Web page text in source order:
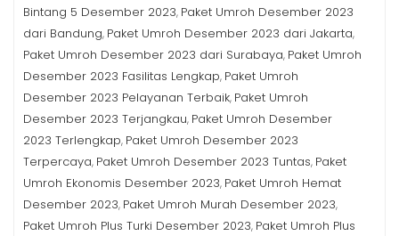
Bintang 5 Desember 2023, Paket Umroh Desember 2023
dari Bandung, Paket Umroh Desember 2023 dari Jakarta,
Paket Umroh Desember 2023 dari Surabaya, Paket Umroh
Desember 2023 Fasilitas Lengkap, Paket Umroh
Desember 2023 Pelayanan Terbaik, Paket Umroh
Desember 2023 Terjangkau, Paket Umroh Desember
2023 Terlengkap, Paket Umroh Desember 2023
Terpercaya, Paket Umroh Desember 2023 Tuntas, Paket
Umroh Ekonomis Desember 2023, Paket Umroh Hemat
Desember 2023, Paket Umroh Murah Desember 2023,
Paket Umroh Plus Turki Desember 2023, Paket Umroh Plus